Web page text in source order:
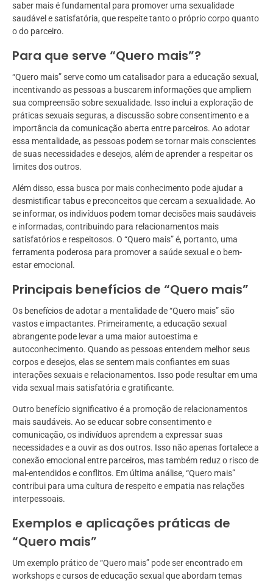
saber mais é fundamental para promover uma sexualidade
saudável e satisfatória, que respeite tanto o próprio corpo quanto
o do parceiro.
Para que serve “Quero mais”?
“Quero mais” serve como um catalisador para a educação sexual,
incentivando as pessoas a buscarem informações que ampliem
sua compreensão sobre sexualidade. Isso inclui a exploração de
práticas sexuais seguras, a discussão sobre consentimento e a
importância da comunicação aberta entre parceiros. Ao adotar
essa mentalidade, as pessoas podem se tornar mais conscientes
de suas necessidades e desejos, além de aprender a respeitar os
limites dos outros.
Além disso, essa busca por mais conhecimento pode ajudar a
desmistificar tabus e preconceitos que cercam a sexualidade. Ao
se informar, os indivíduos podem tomar decisões mais saudáveis
e informadas, contribuindo para relacionamentos mais
satisfatórios e respeitosos. O “Quero mais” é, portanto, uma
ferramenta poderosa para promover a saúde sexual e o bem-
estar emocional.
Principais benefícios de “Quero mais”
Os benefícios de adotar a mentalidade de “Quero mais” são
vastos e impactantes. Primeiramente, a educação sexual
abrangente pode levar a uma maior autoestima e
autoconhecimento. Quando as pessoas entendem melhor seus
corpos e desejos, elas se sentem mais confiantes em suas
interações sexuais e relacionamentos. Isso pode resultar em uma
vida sexual mais satisfatória e gratificante.
Outro benefício significativo é a promoção de relacionamentos
mais saudáveis. Ao se educar sobre consentimento e
comunicação, os indivíduos aprendem a expressar suas
necessidades e a ouvir as dos outros. Isso não apenas fortalece a
conexão emocional entre parceiros, mas também reduz o risco de
mal-entendidos e conflitos. Em última análise, “Quero mais”
contribui para uma cultura de respeito e empatia nas relações
interpessoais.
Exemplos e aplicações práticas de
“Quero mais”
Um exemplo prático de “Quero mais” pode ser encontrado em
workshops e cursos de educação sexual que abordam temas